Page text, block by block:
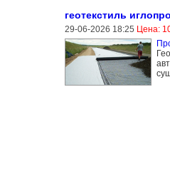
геотекстиль
29-06-2026 18:25 Цена: